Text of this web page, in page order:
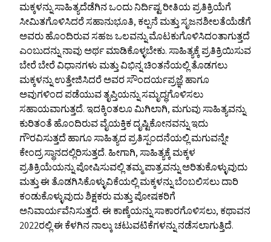
ಮಕ್ಕಳನ್ನು ಸಾಹಿತ್ಯದೆಡೆಗಿನ ಒಂದು ನಿರ್ದಿಷ್ಟ ರೀತಿಯ ಪ್ರತಿಕ್ರಿಯೆಗೆ
ಸೀಮಿತಗೊಳಿಸಿದರೆ ಸಹಾನುಭೂತಿ, ಕಲ್ಪನೆ ಮತ್ತು ಸೃಜನಶೀಲತೆಯೆಡೆಗೆ
ಅವರು ಹೊಂದಿರುವ ಸಹಜ ಒಲವನ್ನು ಮೊಟಕುಗೊಳಿಸಿದಂತಾಗುತ್ತದೆ
ಎಂಬುದನ್ನು ನಾವು ಅರ್ಥ ಮಾಡಿಕೊಳ್ಳಬೇಕು. ಸಾಹಿತ್ಯಕ್ಕೆ ಪ್ರತಿಕ್ರಿಯಿಸುವ
ಬೇರೆ ಬೇರೆ ವಿಧಾನಗಳು ಮತ್ತು ವಿಭಿನ್ನ ಚಿಂತನೆಯಲ್ಲಿ ತೊಡಗಲು
ಮಕ್ಕಳನ್ನು ಉತ್ತೇಜಿಸಿದರೆ ಅವರ ಸೌಂದರ್ಯಪ್ರಜ್ಞೆ ಹಾಗೂ
ಅವುಗಳಿಂದ ಪಡೆಯುವ ತೃಪ್ತಿಯನ್ನು ಸಮೃದ್ಧಗೊಳಿಸಲು
ಸಹಾಯವಾಗುತ್ತದೆ. ಇದಕ್ಕಿಂತಲೂ ಮಿಗಿಲಾಗಿ, ಮಗುವು ಸಾಹಿತ್ಯವನ್ನು
ಕುರಿತಂತೆ ಹೊಂದಿರುವ ವೈಯಕ್ತಿಕ ದೃಷ್ಟಿಕೋನವನ್ನು ಇದು
ಗೌರವಿಸುತ್ತದೆ ಹಾಗೂ ಸಾಹಿತ್ಯದ ಪ್ರತಿಸ್ಪಂದನೆಯಲ್ಲಿ ಮಗುವನ್ನೇ
ಕೇಂದ್ರ ಸ್ಥಾನದಲ್ಲಿರಿಸುತ್ತದೆ. ಹೀಗಾಗಿ, ಸಾಹಿತ್ಯಕ್ಕೆ ಮಕ್ಕಳ
ಪ್ರತಿಕ್ರಿಯೆಯನ್ನು ಪೋಷಿಸುವಲ್ಲಿ ತಮ್ಮ ಪಾತ್ರವನ್ನು ಅರಿತುಕೊಳ್ಳುವುದು
ಮತ್ತು ಈ ತೊಡಗಿಸಿಕೊಳ್ಳುವಿಕೆಯಲ್ಲಿ ಮಕ್ಕಳನ್ನು ಬೆಂಬಲಿಸಲು ದಾರಿ
ಕಂಡುಕೊಳ್ಳುವುದು ಶಿಕ್ಷಕರು ಮತ್ತು ಪೋಷಕರಿಗೆ
ಅನಿವಾರ್ಯವೆನಿಸುತ್ತದೆ. ಈ ಕಾಣ್ಕೆಯನ್ನು ಸಾಕಾರಗೊಳಿಸಲು, ಕಥಾವನ
2022ರಲ್ಲಿ ಈ ಕೆಳಗಿನ ನಾಲ್ಕು ಚಟುವಟಿಕೆಗಳನ್ನು ನಡೆಸಲಾಗುತ್ತಿದೆ.